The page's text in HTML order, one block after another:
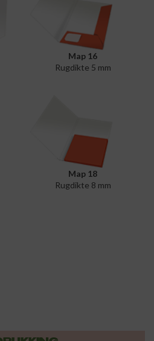
Map 16
Rugdikte 5 mm
Map 18
Rugdikte 8 mm